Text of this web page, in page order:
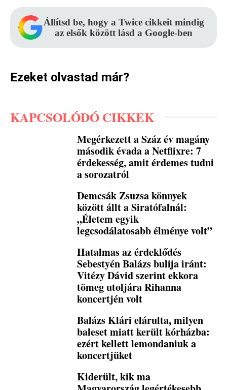
Állítsd be, hogy a Twice cikkeit mindig
az elsők között lásd a Google-ben
Ezeket olvastad már?
KAPCSOLÓDÓ CIKKEK
Megérkezett a Száz év magány
második évada a Netflixre: 7
érdekesség, amit érdemes tudni
a sorozatról
Demcsák Zsuzsa könnyek
között állt a Siratófalnál:
„Életem egyik
legcsodálatosabb élménye volt”
Hatalmas az érdeklődés
Sebestyén Balázs bulija iránt:
Vitézy Dávid szerint ekkora
tömeg utoljára Rihanna
koncertjén volt
Balázs Klári elárulta, milyen
baleset miatt került kórházba:
ezért kellett lemondaniuk a
koncertjüket
Kiderült, kik ma